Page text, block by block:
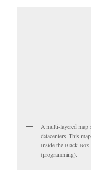
A multi-layered map
datacenters. This
Inside the Black
(programming).